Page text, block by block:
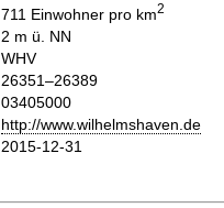
711 Einwohner pro km2
2 m ü. NN
WHV
26351–26389
03405000
http://www.wilhelmshaven.de
2015-12-31